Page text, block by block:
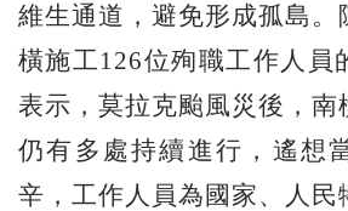
維生通道，避免形成孤島。
橫施工126位殉職工作人員
表示，莫拉克颱風災後，南
仍有多處持續進行，遙想
辛，工作人員為國家、人民